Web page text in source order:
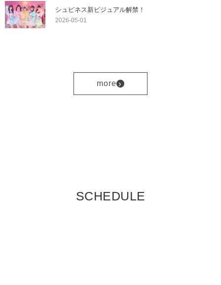
シュピネス新ビジュアル解禁！
2026-05-01
more ›
SCHEDULE